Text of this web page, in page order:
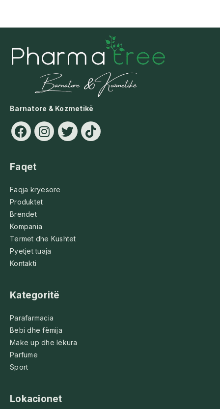
Barnatore & Kozmetikë
Faqet
Faqja kryesore
Produktet
Brendet
Kompania
Termet dhe Kushtet
Pyetjet tuaja
Kontakti
Kategoritë
Parafarmacia
Bebi dhe fëmija
Make up dhe lëkura
Parfume
Sport
Lokacionet